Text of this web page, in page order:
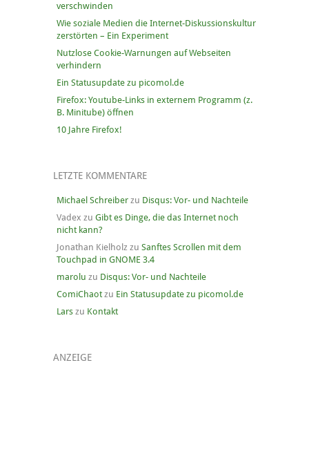
verschwinden
Wie soziale Medien die Internet-Diskussionskultur
zerstörten – Ein Experiment
Nutzlose Cookie-Warnungen auf Webseiten
verhindern
Ein Statusupdate zu picomol.de
Firefox: Youtube-Links in externem Programm (z.
B. Minitube) öffnen
10 Jahre Firefox!
LETZTE KOMMENTARE
Michael Schreiberzu Disqus: Vor- und Nachteile
Vadex zu Gibt es Dinge, die das Internet noch
nicht kann?
Jonathan Kielholz zu Sanftes Scrollen mit dem
Touchpad in GNOME 3.4
marolu zu Disqus: Vor- und Nachteile
ComiChaotzu Ein Statusupdate zu picomol.de
Larszu Kontakt
ANZEIGE